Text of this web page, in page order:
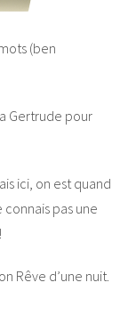
(ben
Gertrude pour
ici, on est quand
pas une
Rêve d’une nuit.